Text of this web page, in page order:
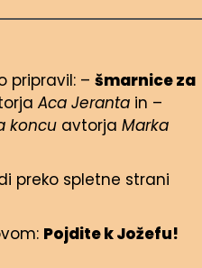
pripravil: – šmarnice za
Aca Jeranta in –
koncu avtorja Marka
preko spletne strani
Pojdite k Jožefu!